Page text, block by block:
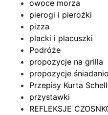
owoce morza
pierogi i pierożki
pizza
placki i placuszki
Podróże
propozycje na grilla
propozycje
Przepisy Kurta
przystawki
REFLEKSJE